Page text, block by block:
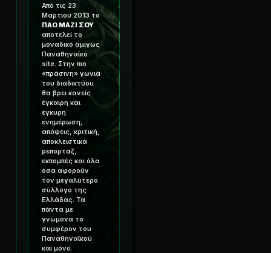
Από τις 23
Μαρτίου 2013 το
ΠΑΟ ΜΑΖΙ ΣΟΥ
αποτελεί το
μοναδικό αμιγώς
Παναθηναϊκό
site. Στην πιο
«πράσινη» γωνιά
του διαδικτύου
θα βρει κανείς
έγκαιρη και
έγκυρη
ενημέρωση,
απόψεις, κριτική,
αποκλειστικά
ρεπορτάζ,
εκπομπές και όλα
όσα αφορούν
τον μεγαλύτερο
σύλλογο της
Ελλάδας. Τα
πάντα με
γνώμονα το
συμφέρον του
Παναθηναϊκού
και μόνο.